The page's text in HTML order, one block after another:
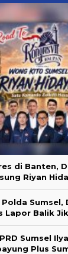
di Banten,
Riyan
Sumsel,
Lapor Balik
Sumsel
Plus